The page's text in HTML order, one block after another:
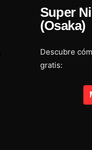
Super
(Osaka)
Descubre
gratis: